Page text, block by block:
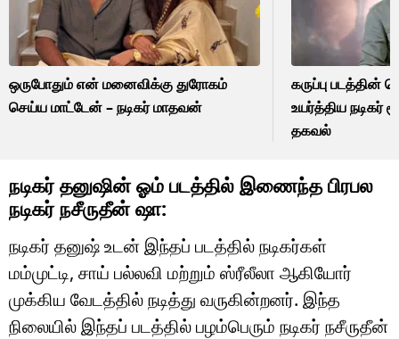
ஒருபோதும் என் மனைவிக்கு துரோகம்
செய்ய மாட்டேன் – நடிகர் மாதவன்
கருப்பு
உயர்த்திய நடிகர்
தகவல்
நடிகர் தனுஷின் ஓம் படத்தில் இணைந்த பிரபல
நடிகர் நசீருதீன் ஷா:
நடிகர் தனுஷ் உடன் இந்தப் படத்தில் நடிகர்கள்
மம்முட்டி, சாய் பல்லவி மற்றும் ஸ்ரீலீலா ஆகியோர்
முக்கிய வேடத்தில் நடித்து வருகின்றனர். இந்த
நிலையில் இந்தப் படத்தில் பழம்பெரும் நடிகர் நசீருதீன்